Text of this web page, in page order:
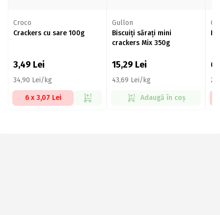
Croco
Crackers cu sare 100g
3,49 Lei
34,90 Lei/kg
6 x 3,07 Lei
Gullon
Biscuiți sărați mini
crackers Mix 350g
15,29 Lei
43,69 Lei/kg
Adaugă în coș